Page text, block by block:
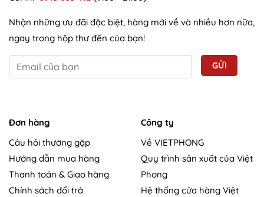
Nhận những ưu đãi đặc biệt, hàng mới về và nhiều hơn nữa,
ngay trong hộp thư đến của bạn!
Đơn hàng
Câu hỏi thường gặp
Hướng dẫn mua hàng
Thanh toán & Giao hàng
Chính sách đổi trả
Công ty
Về VIETPHONG
Quy trình sản xuất của Việt
Phong
Hệ thống cửa hàng Việt